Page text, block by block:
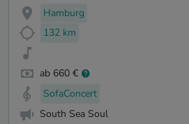
Hamburg
132 km
ab 660 €
SofaConcert
South Sea Soul